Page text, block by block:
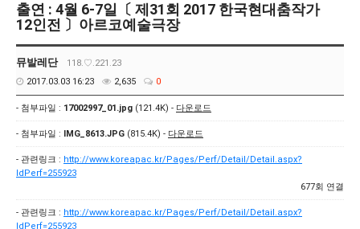
[21.11.13] 호두까기인형 아양아트센터
[21.10.22-23] 대구국제오페라축제<아이다> 오페라하우스
출연 : 4월 6-7일〔 제31회 2017 한국현대춤작가
12인전 〕아르코예술극장
뮤발레단
118.♡.221.23
2017.03.03 16:23
2,635 0
- 첨부파일 : 17002997_01.jpg (121.4K) - 다운로드
- 첨부파일 : IMG_8613.JPG (815.4K) - 다운로드
- 관련링크 : http://www.koreapac.kr/Pages/Perf/Detail/Detail.aspx?
IdPerf=255923
677회 연결
- 관련링크 : http://www.koreapac.kr/Pages/Perf/Detail/Detail.aspx?
IdPerf=255923